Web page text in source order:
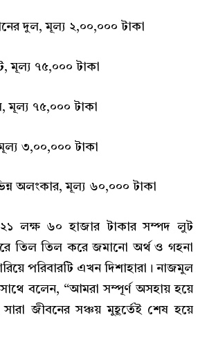
দুল, মূল্য ২,০০,০০০ টাকা
মূল্য ৭৫,০০০ টাকা
মূল্য ৭৫,০০০ টাকা
মূল্য ৩,০০,০০০ টাকা
অলংকার, মূল্য ৬০,০০০ টাকা
২১ লক্ষ ৬০ হাজার টাকার সম্পদ লুট
তিল তিল করে জমানো অর্থ ও গহনা
পরিবারটি এখন দিশাহারা। নাজমুল
বলেন, “আমরা সম্পূর্ণ অসহায় হয়ে
জীবনের সঞ্চয় মুহূর্তেই শেষ হয়ে